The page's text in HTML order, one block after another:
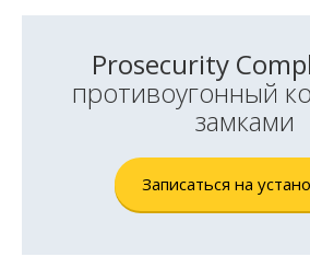
Prosecurity
противоугонный
замками
Записаться на